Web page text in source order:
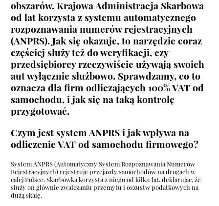
obszarów. Krajowa Administracja Skarbowa
od lat korzysta z systemu automatycznego
rozpoznawania numerów rejestracyjnych
(ANPRS). Jak się okazuje, to narzędzie coraz
częściej służy też do weryfikacji, czy
przedsiębiorcy rzeczywiście używają swoich
aut wyłącznie służbowo. Sprawdzamy, co to
oznacza dla firm odliczających 100% VAT od
samochodu, i jak się na taką kontrolę
przygotować.
Czym jest system ANPRS i jak wpływa na
odliczenie VAT od samochodu firmowego?
System ANPRS (Automatyczny System Rozpoznawania Numerów
Rejestracyjnych) rejestruje przejazdy samochodów na drogach w
całej Polsce. Skarbówka korzysta z niego od kilku lat, deklarując, że
służy on głównie zwalczaniu przemytu i oszustw podatkowych na
dużą skalę.